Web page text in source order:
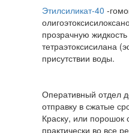
Этилсиликат-40 -
прозрачную
тетраэтоксисилана
присутствии воды.
Оперативный отдел
отправку в сжатые
Краску, или порошок
практически во все